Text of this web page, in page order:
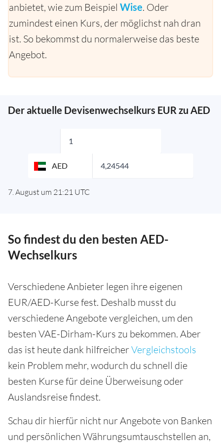
anbietet, wie zum Beispiel Wise. Oder
zumindest einen Kurs, der möglichst nah dran
ist. So bekommst du normalerweise das beste
Angebot.
Der aktuelle Devisenwechselkurs EUR zu AED
AED
7. August um 21:21 UTC
So findest du den besten AED-
Wechselkurs
Verschiedene Anbieter legen ihre eigenen
EUR/AED-Kurse fest. Deshalb musst du
verschiedene Angebote vergleichen, um den
besten VAE-Dirham-Kurs zu bekommen. Aber
das ist heute dank hilfreicherVergleichstools
kein Problem mehr, wodurch du schnell die
besten Kurse für deine Überweisung oder
Auslandsreise findest.
Schau dir hierfür nicht nur Angebote von Banken
und persönlichen Währungsumtauschstellen an,